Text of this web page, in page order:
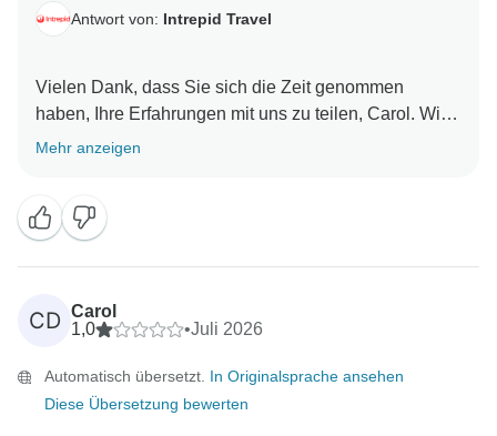
Antwort von: Intrepid Travel
Vielen Dank, dass Sie sich die Zeit genommen
haben, Ihre Erfahrungen mit uns zu teilen, Carol. Wir
freuen uns zwar zu hören, dass Sie die kanadischen
sehr, dass Ihre Erfahrungen mit Ihrem Reiseleiter so
weit hinter Ihren Erwartungen zurückgeblieben sind.
Wir wissen es sehr zu schätzen, dass Sie sich die Zeit
genommen haben, uns ein so detailliertes Feedback
Ihnen angesprochenen Bedenken zu prüfen. Ein
Mitarbeiter unseres Kundenservice-Teams wird sich
Mehr anzeigen
CD Carol
1,0
•Juli 2026
Automatisch übersetzt. In Originalsprache ansehen
Diese Übersetzung bewerten